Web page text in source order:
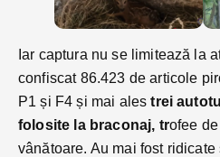
Iar captura nu se limitează la
confiscat 86.423 de articole
P1 și F4 și mai ales trei
folosite la braconaj, trofee
vânătoare. Au mai fost